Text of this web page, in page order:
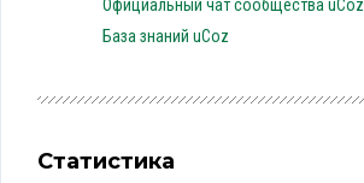
Официальный чат сообщества uCoz
База знаний uCoz
Статистика